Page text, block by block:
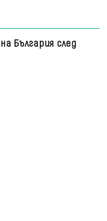
България след